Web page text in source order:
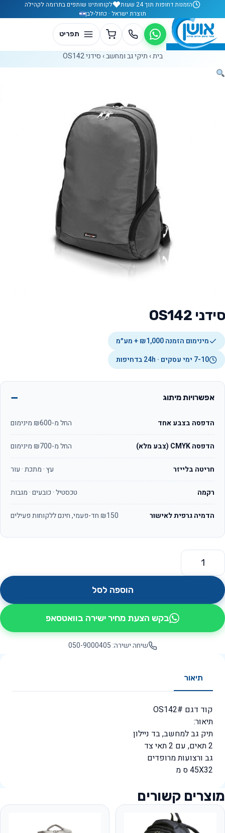
דלג לתוכןהזמנות דחופות תוך 24 שעות
לקוחותינו שותפים בתרומה לקהילה
תוצרת ישראל · כחול-לבן
בית› תיקי גב ומחשב› סידני OS142
סידני OS142
מינימום הזמנה ₪1,000 + מע״מ
7-10 ימי עסקים · 24h בדחיפות
אפשרויות מיתוג
הדפסה בצבע אחד החל מ-₪600 מינימום
הדפסה CMYK (צבע מלא) החל מ-₪700 מינימום
חריטה בלייזר עץ · מתכת · עור
רקמה טכסטיל · כובעים · מגבות
הדמיה גרפית לאישור ₪150 חד-פעמי, חינם ללקוחות פעילים
כמות של סידני OS142
הוספה לסל
בקש הצעת מחיר ישירה בוואטסאפ
שיחה ישירה: 050-9000405
תיאור
קוד דגם #OS142
תיאור:
תיק גב למחשב, בד ניילון
2 תאים, עם 2 תאי צד
גב ורצועות מרופדים
45X32 ס מ
מוצרים קשורים